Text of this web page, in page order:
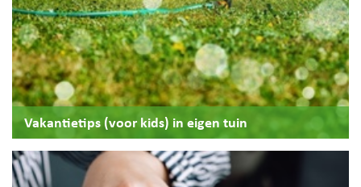
Vakantietips (voor kids) in eigen tuin